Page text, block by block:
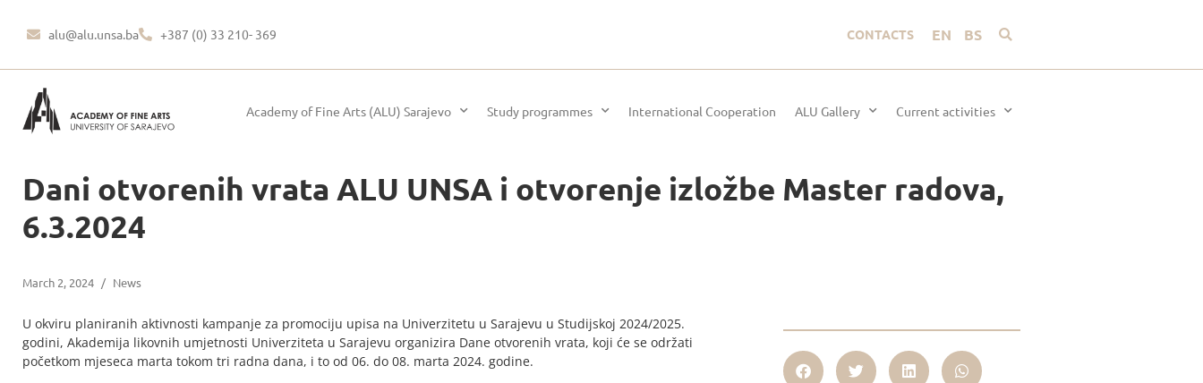
alu@alu.unsa.ba +387 (0) 33 210- 369 CONTACTS EN BS
Academy of Fine Arts (ALU) Sarajevo Study programmes International Cooperation ALU Gallery Current activities
Dani otvorenih vrata ALU UNSA i otvorenje izložbe Master radova,
6.3.2024
March 2, 2024 / News
U okviru planiranih aktivnosti kampanje za promociju upisa na Univerzitetu u Sarajevu u Studijskoj 2024/2025.
godini, Akademija likovnih umjetnosti Univerziteta u Sarajevu organizira Dane otvorenih vrata, koji će se održati
početkom mjeseca marta tokom tri radna dana, i to od 06. do 08. marta 2024. godine.